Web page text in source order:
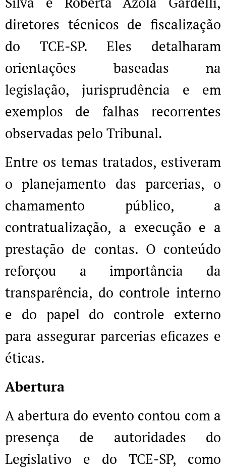
diretores técnicos de fiscalização
do TCE-SP. Eles detalharam
orientações baseadas na
legislação, jurisprudência e em
exemplos de falhas recorrentes
observadas pelo Tribunal.
Entre os temas tratados, estiveram
o planejamento das parcerias, o
chamamento público, a
contratualização, a execução e a
prestação de contas. O conteúdo
reforçou a importância da
transparência, do controle interno
e do papel do controle externo
para assegurar parcerias eficazes e
éticas.
Abertura
A abertura do evento contou com a
presença de autoridades do
Legislativo e do TCE-SP, como